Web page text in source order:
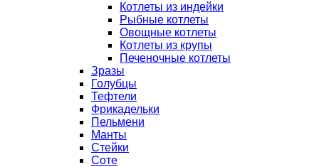
Котлеты из индейки
Рыбные котлеты
Овощные котлеты
Котлеты из крупы
Печеночные котлеты
Зразы
Голубцы
Тефтели
Фрикадельки
Пельмени
Манты
Стейки
Соте